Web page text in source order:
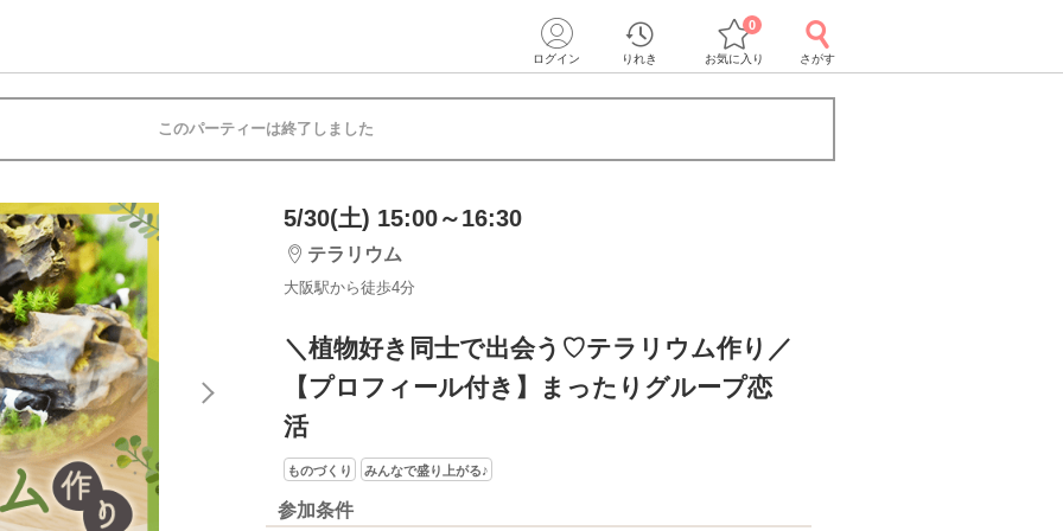
ログイン りれき お気に入り
0
さがす
このパーティーは終了しました
5/30(土) 15:00～16:30
テラリウム
大阪駅から徒歩4分
＼植物好き同士で出会う♡テラリウム作り／
【プロフィール付き】まったりグループ恋
活
ものづくり みんなで盛り上がる♪
参加条件